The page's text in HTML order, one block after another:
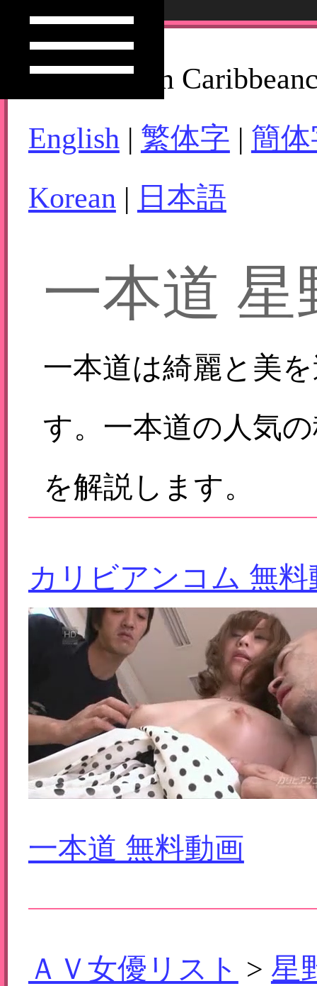
How to Join
English| 繁体字 | 簡
Korean| 日本語
一本道
一本道は綺麗と美
す。一本道の人気
を解説します。
カリビアンコム 無料
一本道 無料動画
ＡＶ女優リスト > 星